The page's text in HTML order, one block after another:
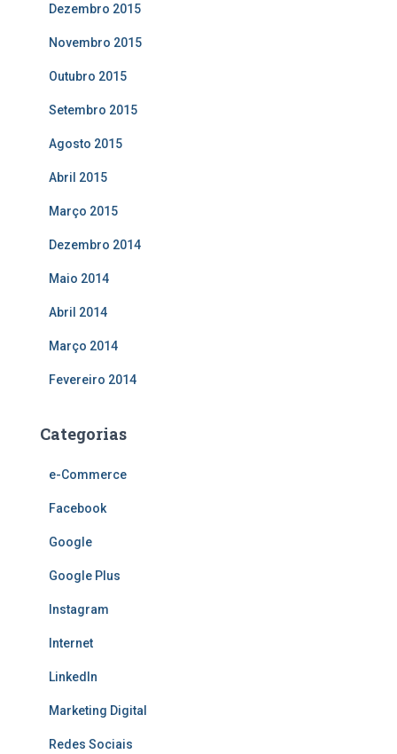
Dezembro 2015
Novembro 2015
Outubro 2015
Setembro 2015
Agosto 2015
Abril 2015
Março 2015
Dezembro 2014
Maio 2014
Abril 2014
Março 2014
Fevereiro 2014
Categorias
e-Commerce
Facebook
Google
Google Plus
Instagram
Internet
LinkedIn
Marketing Digital
Redes Sociais